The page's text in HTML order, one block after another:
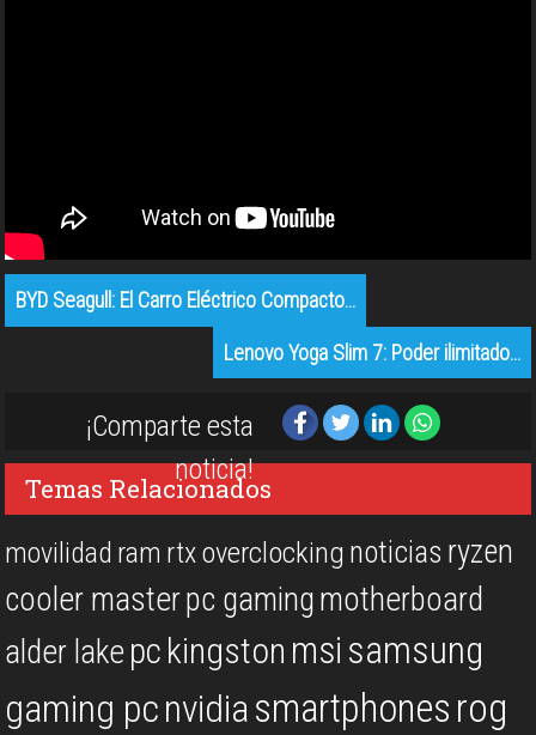
BYD Seagull: El Carro Eléctrico Compacto…
Lenovo Yoga Slim 7: Poder ilimitado…
¡Comparte esta
noticia!
Temas Relacionados
movilidad ram rtxoverclocking noticias ryzen
cooler masterpc gamingmotherboard
alder lakepc kingston msi samsung
gaming pcnvidiasmartphones rog